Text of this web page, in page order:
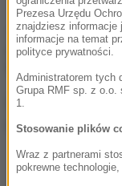
Poniedziałek, 3
Co dzieje się z
Prezesa Urzędu
znajdziesz informacje
informacje na temat
polityce prywatności.
Administratorem tych
Grupa RMF sp. z o.o.
1.
Stosowanie plików
Wraz z partnerami
pokrewne